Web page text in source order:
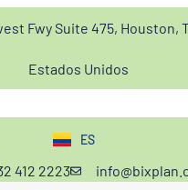
Fwy Suite 475, Houston,
Estados Unidos
ES
EN
412 2223